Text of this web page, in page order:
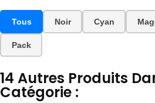
Tous Noir Cyan
Pack
14 Autres Produits
Catégorie :